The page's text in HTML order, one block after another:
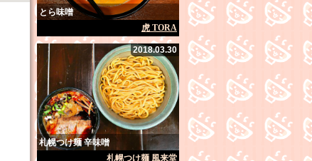
とら味噌
虎 TORA
2018.03.30
札幌つけ麺 辛味噌
札幌つけ麺 風来堂